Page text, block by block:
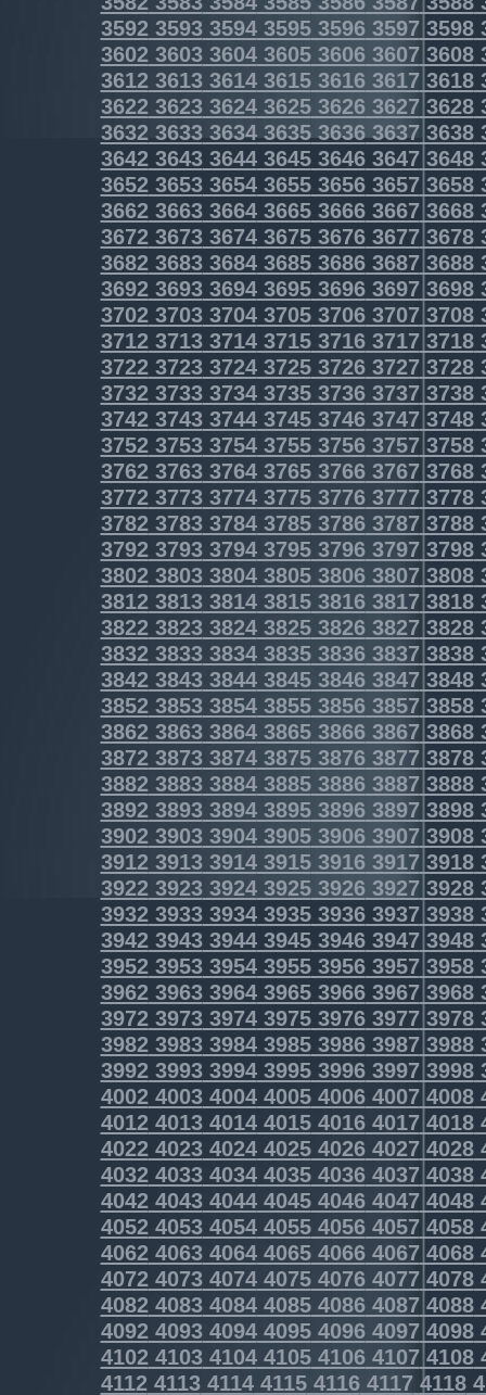
3592359335943595359635973598
3602360336043605360636073608
361236133614361536163617 3618
362236233624362536263627 3628
3632363336343635363636373638
3642364336443645364636473648
3652365336543655365636573658
3662366336643665366636673668
3672367336743675367636773678
3682368336843685368636873688
3692369336943695369636973698
3702370337043705370637073708
3712371337143715371637173718
3722372337243725372637273728
3732373337343735373637373738
3742374337443745374637473748
3752375337543755375637573758
3762376337643765376637673768
3772377337743775377637773778
3782378337843785378637873788
3792379337943795379637973798
3802380338043805380638073808
3812381338143815381638173818
3822382338243825382638273828
3832383338343835383638373838
3842384338443845384638473848
3852385338543855385638573858
3862386338643865386638673868
3872387338743875387638773878
3882388338843885388638873888
3892389338943895389638973898
390239033904390539063907 3908
391239133914391539163917 3918
392239233924392539263927 3928
3932393339343935393639373938
3942394339443945394639473948
3952395339543955395639573958
3962396339643965396639673968
3972397339743975397639773978
3982398339843985398639873988
3992399339943995399639973998
4002400340044005400640074008
4012401340144015401640174018
4022402340244025402640274028
4032403340344035403640374038
4042404340444045404640474048
4052405340544055405640574058
4062406340644065406640674068
4072407340744075407640774078
4082408340844085408640874088
4092409340944095409640974098
4102410341044105410641074108
411241134114411541164117 4118